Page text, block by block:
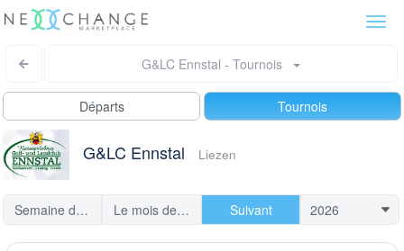
G&LC Ennstal - Tournois
Départs Tournois
G&LC Ennstal Liezen
Semaine dernière Le mois dernier Suivant